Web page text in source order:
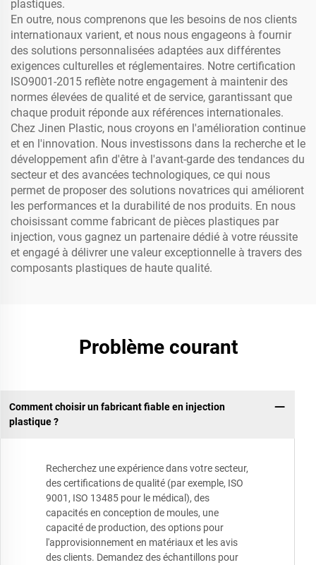
plastiques.
En outre, nous comprenons que les besoins de nos clients
internationaux varient, et nous nous engageons à fournir
des solutions personnalisées adaptées aux différentes
exigences culturelles et réglementaires. Notre certification
ISO9001-2015 reflète notre engagement à maintenir des
normes élevées de qualité et de service, garantissant que
chaque produit réponde aux références internationales.
Chez Jinen Plastic, nous croyons en l'amélioration continue
et en l'innovation. Nous investissons dans la recherche et le
développement afin d'être à l'avant-garde des tendances du
secteur et des avancées technologiques, ce qui nous
permet de proposer des solutions novatrices qui améliorent
les performances et la durabilité de nos produits. En nous
choisissant comme fabricant de pièces plastiques par
injection, vous gagnez un partenaire dédié à votre réussite
et engagé à délivrer une valeur exceptionnelle à travers des
composants plastiques de haute qualité.
Problème courant
Comment choisir un fabricant fiable en injection
plastique ?
Recherchez une expérience dans votre secteur,
des certifications de qualité (par exemple, ISO
9001, ISO 13485 pour le médical), des
capacités en conception de moules, une
capacité de production, des options pour
l'approvisionnement en matériaux et les avis
des clients. Demandez des échantillons pour